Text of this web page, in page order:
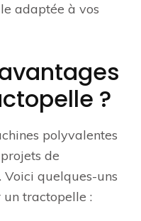
adaptée à vos
?
polyvalentes
de
Voici quelques-uns
un tractopelle :